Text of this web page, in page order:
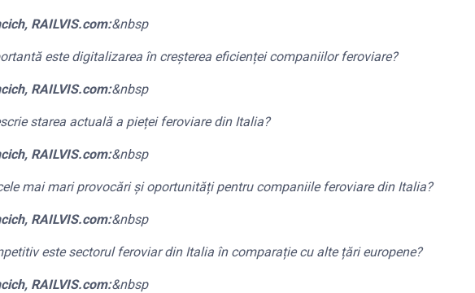
RAILVIS.com:&nbsp
este digitalizarea în creșterea eficienței companiilor feroviare?
RAILVIS.com:&nbsp
starea actuală a pieței feroviare din Italia?
RAILVIS.com:&nbsp
mai mari provocări și oportunități pentru companiile feroviare din Italia?
RAILVIS.com:&nbsp
este sectorul feroviar din Italia în comparație cu alte țări europene?
RAILVIS.com:&nbsp